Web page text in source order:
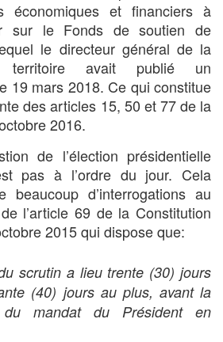
économiques et financiers à
sur le Fonds de soutien de
le directeur général de la
territoire avait publié un
19 mars 2018. Ce qui constitue
des articles 15, 50 et 77 de la
2016.
de l’élection présidentielle
pas à l’ordre du jour. Cela
beaucoup d’interrogations au
l’article 69 de la Constitution
2015 qui dispose que:
scrutin a lieu trente (30) jours
(40) jours au plus, avant la
du mandat du Président en